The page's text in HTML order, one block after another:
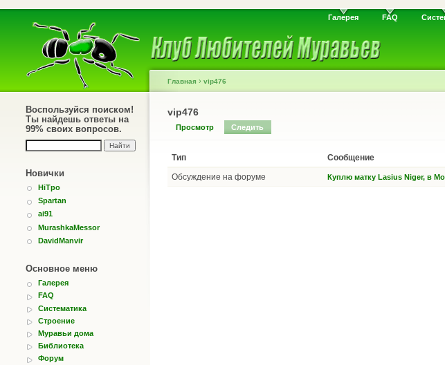
Галерея FAQ
Воспользуйся поиском!
Ты найдешь ответы на
99% своих вопросов.
Новички
HiTpo
Spartan
ai91
MurashkaMessor
DavidManvir
Основное меню
Галерея
FAQ
Систематика
Строение
Муравьи дома
Библиотека
Форум
Главная › vip476
vip476
Просмотр Следить
Тип Сообщение
Обсуждение на форуме
Куплю матку Lasius Niger, в